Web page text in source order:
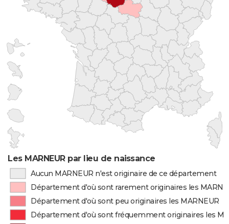
Les MARNEUR par lieu de naissance
Aucun MARNEUR n'est originaire de ce département
Département d'où sont rarement originaires les
Département d'où sont peu originaires les MARNEUR
Département d'où sont fréquemment originaires les